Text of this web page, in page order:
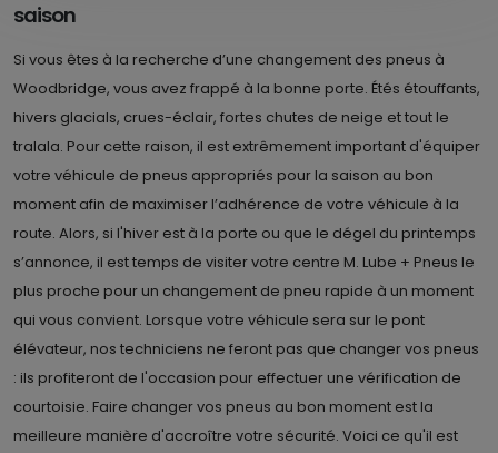
saison
Si vous êtes à la recherche d’une changement des pneus à
Woodbridge, vous avez frappé à la bonne porte. Étés étouffants,
hivers glacials, crues-éclair, fortes chutes de neige et tout le
tralala. Pour cette raison, il est extrêmement important d'équiper
votre véhicule de pneus appropriés pour la saison au bon
moment afin de maximiser l’adhérence de votre véhicule à la
route. Alors, si l'hiver est à la porte ou que le dégel du printemps
s’annonce, il est temps de visiter votre centre M. Lube + Pneus le
plus proche pour un changement de pneu rapide à un moment
qui vous convient. Lorsque votre véhicule sera sur le pont
élévateur, nos techniciens ne feront pas que changer vos pneus
: ils profiteront de l'occasion pour effectuer une vérification de
courtoisie. Faire changer vos pneus au bon moment est la
meilleure manière d'accroître votre sécurité. Voici ce qu'il est